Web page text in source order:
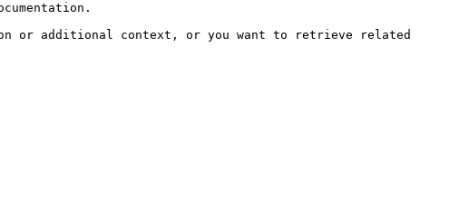
or additional context, or you want to retrieve related